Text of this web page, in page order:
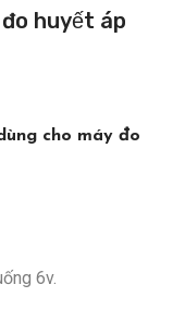
huyết áp
cho máy đo
6v.